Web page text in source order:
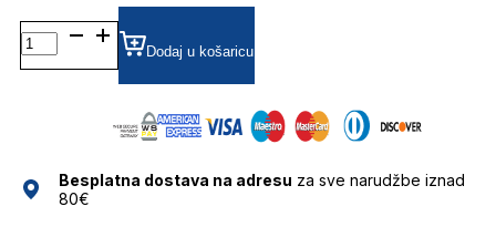
MARC415/S
GRADIJENT SUNČANE
NAOČALE
Dodaj u košaricu
Besplatna dostava na adresu za sve narudžbe iznad
80€